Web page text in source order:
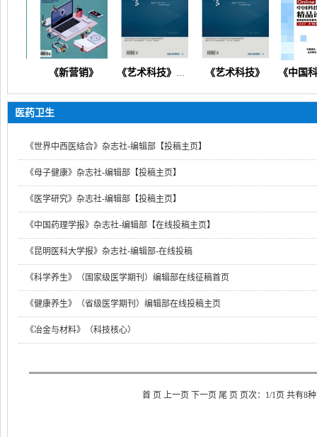
《新营销》 《艺术科技》（文化产业人文科技美学技术创新管理文艺教研） 《艺术科技》
医药卫生
《世界中西医结合》杂志社-编辑部【投稿主页】
《母子健康》杂志社-编辑部【投稿主页】
《医学研究》杂志社-编辑部【投稿主页】
《中国药理学报》杂志社-编辑部【在线投稿主页】
《昆明医科大学报》杂志社-编辑部-在线投稿
《科学养生》（国家级医学期刊）编辑部在线征稿首页
《健康养生》（省级医学期刊）编辑部在线投稿主页
《冶金与材料》（科技核心）
首 页 上一页 下一页 尾 页 页次：1/1页 共有8